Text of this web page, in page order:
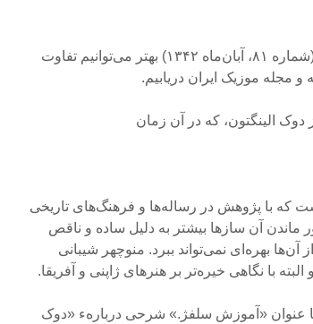
درنگاهی مشابه به شماره‌ای از مجله موسیقی (شماره ۸۱، آبان‌ماه ۱۳۴۲) بهتر می‌توانیم تفاوت
مجله‌ موزیک ایران دریابیم.
الینگتون، که در آن زمان
که با پژوهش در رساله‌ها و فرهنگ‌های تاریخی
ماندن آن سازها بیشتر به دلیل ساده و ناقص‌
بهره‌ای نمی‌تواند ببرد. منوچهر شیبانی
با نگاهی خیره‌تر بر هنرهای ژاپنی و آفریقا.
عنوان «آموزش سلفژ.» شرحی دربارهء «دوک